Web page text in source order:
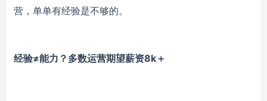
营，单单有经验是不够的。
经验≠能力？多数运营期望薪资8k＋